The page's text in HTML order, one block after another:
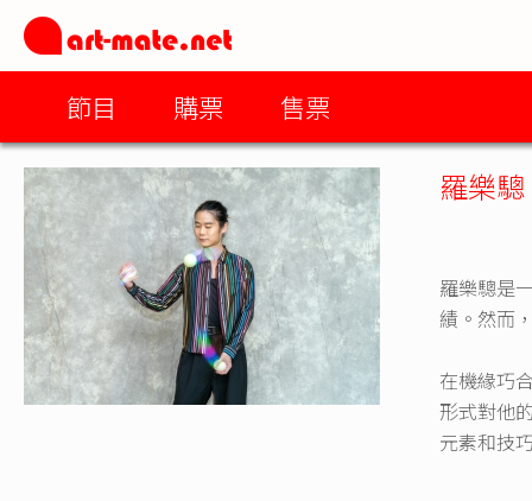
節目 購票 售票
羅樂驄
羅樂驄是
績。然而
在機緣巧
形式對他
元素和技